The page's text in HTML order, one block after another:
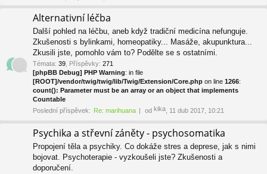
Alternativní léčba
Další pohled na léčbu, aneb když tradiční medicína nefunguje.
Zkušenosti s bylinkami, homeopatiky... Masáže, akupunktura...
Zkusili jste, pomohlo vám to? Podělte se s ostatními.
Témata: 39 Příspěvky: 271
[phpBB Debug] PHP Warning: in file
[ROOT]/vendor/twig/twig/lib/Twig/Extension/Core.php on line 1266:
count(): Parameter must be an array or an object that implements
Countable
Poslední příspěvek: Re: marihuana od kika , 11 dub 2017, 10:21
Psychika a střevní záněty - psychosomatika
Propojení těla a psychiky. Co dokáže stres a deprese, jak s nimi
bojovat. Psychoterapie - vyzkoušeli jste? Zkušenosti a
doporučení.